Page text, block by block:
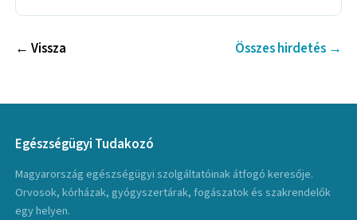
← Vissza Összes hirdetés →
Egészségügyi Tudakozó
Magyarország egészségügyi szolgáltatóinak átfogó keresője.
Orvosok, kórházak, gyógyszertárak, fogászatok és szakrendelők
egy helyen.